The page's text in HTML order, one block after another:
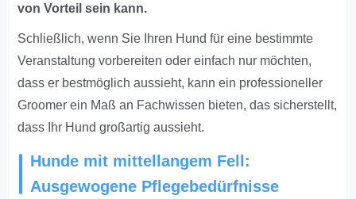
von Vorteil sein kann.
Schließlich, wenn Sie Ihren Hund für eine bestimmte
Veranstaltung vorbereiten oder einfach nur möchten,
dass er bestmöglich aussieht, kann ein professioneller
Groomer ein Maß an Fachwissen bieten, das sicherstellt,
dass Ihr Hund großartig aussieht.
Hunde mit mittellangem Fell:
Ausgewogene Pflegebedürfnisse